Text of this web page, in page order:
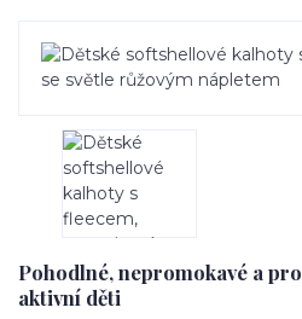
Pohodlné, nepromokavé a
aktivní děti